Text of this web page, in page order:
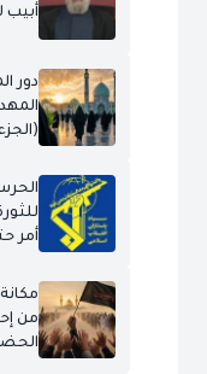
أبيب
دور
أمر
من